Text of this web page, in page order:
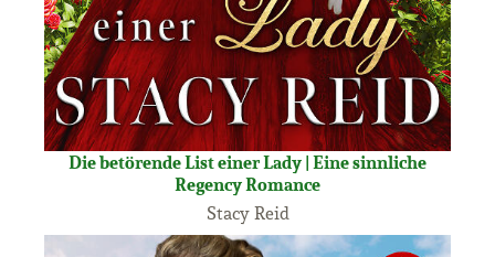
Die betörende List einer Lady | Eine sinnliche
Regency Romance
Stacy Reid